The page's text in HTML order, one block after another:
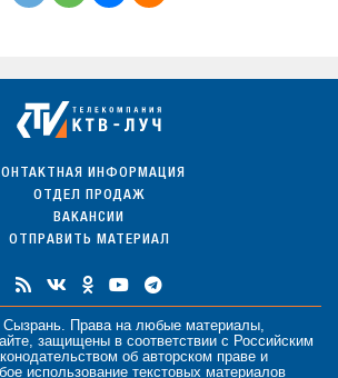
ИНФОРМАЦИЯ
ОТДЕЛ ПРОДАЖ
ВАКАНСИИ
ОТПРАВИТЬ МАТЕРИАЛ
Права на любые материалы,
защищены в соответствии с Российским
об авторском праве и
использование текстовых материалов